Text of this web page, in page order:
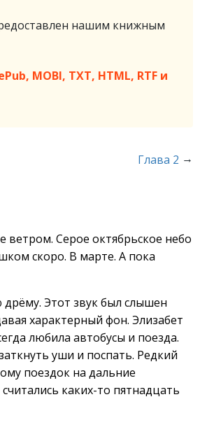
нашим книжным
MOBI, TXT, HTML, RTF и
Глава 2 →
ветром. Серое октябрьское небо
скоро. В марте. А пока
дрёму. Этот звук был слышен
характерный фон. Элизабет
любила автобусы и поезда.
уши и поспать. Редкий
поездок на дальние
каких-то пятнадцать